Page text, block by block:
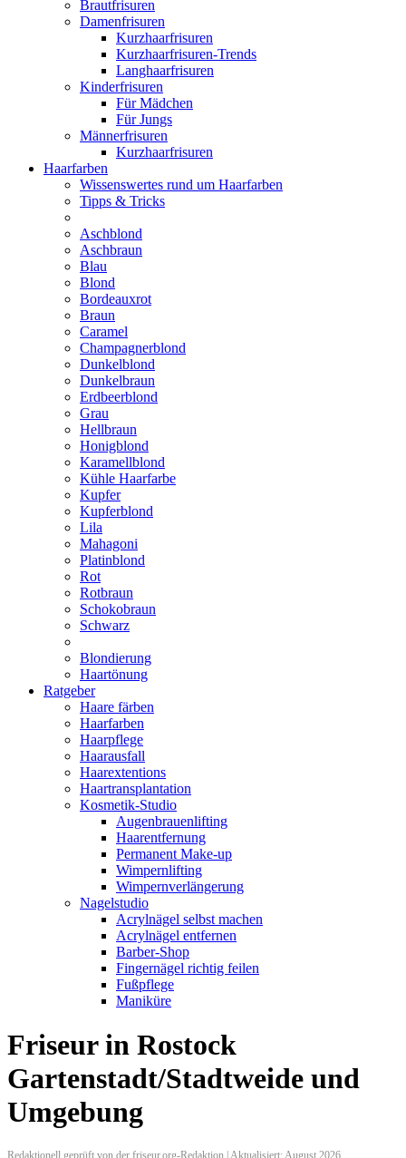
Brautfrisuren
Damenfrisuren
Kurzhaarfrisuren
Kurzhaarfrisuren-Trends
Langhaarfrisuren
Kinderfrisuren
Für Mädchen
Für Jungs
Männerfrisuren
Kurzhaarfrisuren
Haarfarben
Wissenswertes rund um Haarfarben
Tipps & Tricks
Aschblond
Aschbraun
Blau
Blond
Bordeauxrot
Braun
Caramel
Champagnerblond
Dunkelblond
Dunkelbraun
Erdbeerblond
Grau
Hellbraun
Honigblond
Karamellblond
Kühle Haarfarbe
Kupfer
Kupferblond
Lila
Mahagoni
Platinblond
Rot
Rotbraun
Schokobraun
Schwarz
Blondierung
Haartönung
Ratgeber
Haare färben
Haarfarben
Haarpflege
Haarausfall
Haarextentions
Haartransplantation
Kosmetik-Studio
Augenbrauenlifting
Haarentfernung
Permanent Make-up
Wimpernlifting
Wimpernverlängerung
Nagelstudio
Acrylnägel selbst machen
Acrylnägel entfernen
Barber-Shop
Fingernägel richtig feilen
Fußpflege
Maniküre
Friseur in Rostock
Gartenstadt/Stadtweide und
Umgebung
Redaktionell geprüft von der friseur.org-Redaktion | Aktualisiert: August 2026